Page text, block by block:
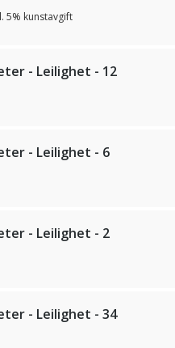
5% kunstavgift
- Leilighet - 12
- Leilighet - 6
- Leilighet - 2
- Leilighet - 34